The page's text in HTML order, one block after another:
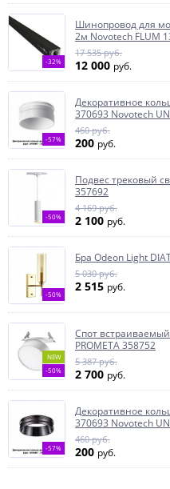
-32%
Шинопровод для
2м Novotech FLUM
17 535 руб.
12 000 руб.
-57%
Декоративное
370693 Novotech
460 руб.
200 руб.
-50%
Подвес трековый
357692
4 169 руб.
2 100 руб.
-50%
Бра Odeon Light
5 030 руб.
2 515 руб.
NEW
-50%
Спот
PROMETA 358752
5 387 руб.
2 700 руб.
-57%
Декоративное
370693 Novotech
460 руб.
200 руб.